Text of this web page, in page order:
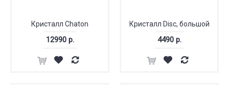
Кристалл Chaton
12990 р.
Кристалл Disc, большой
4490 р.